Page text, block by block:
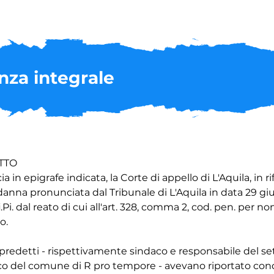
integrale
del 2015, a firma del legale della società CO.EDI.R. Srl, con la quale si chiedeva di fornire una risposta alla proposta lottizzazione, sicché va temporalmente circoscritta entro questi limiti la condotta da valutare.

4. Un primo profilo su cui è fondata la pronuncia assolutoria, censurato in ricorso, attiene alla competenza dell'atto da adottare, essendosi ritenuto nella sentenza impugnata che non rientrasse tra i poteri funzionali del sindaco l'adozione di una variante al programma di fabbricazione vigente, il quale costituiva in R, comune privo di piano regolatore, lo strumento urbanistico di riferimento.

Al riguardo deve osservarsi che, in applicazione di un consolidato indirizzo interpretativo, la competenza del soggetto richiesto dell'atto costituisce presupposto imprescindibile perché si configuri la fattispecie omissiva contemplata dall'art. 328, comma 2, cod. pen. La struttura della norma è chiaramente evocativa di un simile requisito, laddove individua l'oggetto dell'omissione in un atto del suo ufficio, riferito, appunto, al pubblico agente.

Nel caso che occupa, anzitutto va osservato che la diffida indirizzata al Sindaco era diretta ad ottenere almeno un riscontro formale alle richieste avanzate nell'interesse della parte civile.

A fronte di un tale atto, rappresentativo dell'interesse del privato all'ottenimento di una pronuncia esplicita - secondo quanto osservato dalla stessa Corte di appello - avrebbe dovuto essere adottato un provvedimento che fosse quanto meno ricognitivo delle ragi